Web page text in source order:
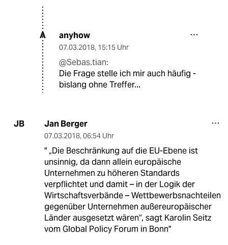
A anyhow
07.03.2018, 15:15 Uhr
@Sebas.tian:
Die Frage stelle ich mir auch häufig -
bislang ohne Treffer...
JB Jan Berger
07.03.2018, 06:54 Uhr
" „Die Beschränkung auf die EU-Ebene ist
unsinnig, da dann allein europäische
Unternehmen zu höheren Standards
verpflichtet und damit – in der Logik der
Wirtschaftsverbände – Wettbewerbsnachteilen
gegenüber Unternehmen außereuropäischer
Länder ausgesetzt wären“, sagt Karolin Seitz
vom Global Policy Forum in Bonn"